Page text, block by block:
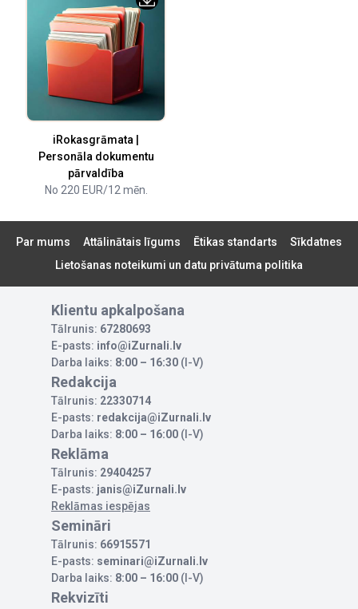
iRokasgrāmata |
Personāla dokumentu
pārvaldība
No 220 EUR/12 mēn.
Par mums Attālinātais līgums Ētikas standarts
Sīkdatnes
Lietošanas noteikumi un datu privātuma politika
Klientu apkalpošana
Tālrunis: 67280693
E-pasts: info@iZurnali.lv
Darba laiks: 8:00 – 16:30 (I-V)
Redakcija
Tālrunis: 22330714
E-pasts: redakcija@iZurnali.lv
Darba laiks: 8:00 – 16:00 (I-V)
Reklāma
Tālrunis: 29404257
E-pasts: janis@iZurnali.lv
Reklāmas iespējas
Semināri
Tālrunis: 66915571
E-pasts: seminari@iZurnali.lv
Darba laiks: 8:00 – 16:00 (I-V)
Rekvizīti